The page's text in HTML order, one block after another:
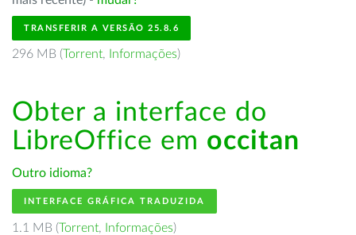
TRANSFERIR A VERSÃO 25.8.6
296 MB (Torrent, Informações)
Obter a interface do
LibreOffice em occitan
Outro idioma?
INTERFACE GRÁFICA TRADUZIDA
1.1 MB (Torrent, Informações)